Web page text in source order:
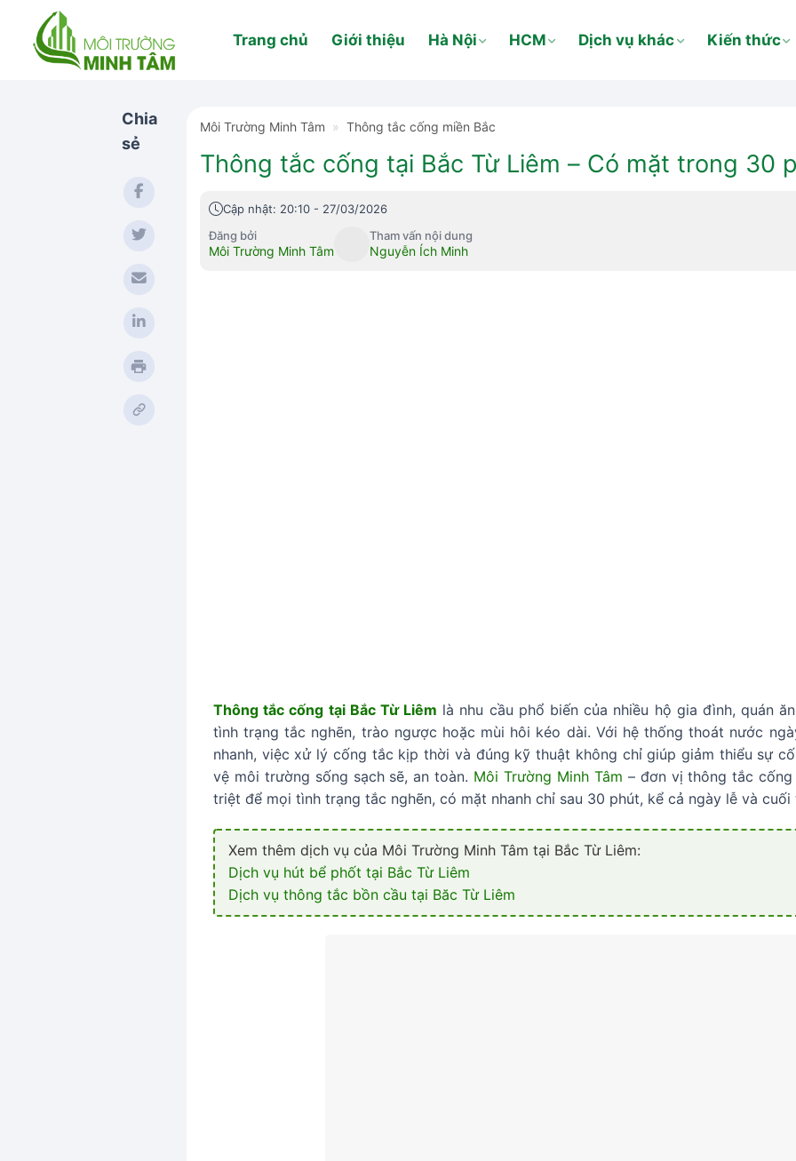
content
Trang chủ Giới thiệu Hà Nội HCM Dịch vụ khác Kiến thức
Chia
sẻ
Môi Trường Minh Tâm » Thông tắc cống miền Bắc
Thông tắc cống tại Bắc Từ Liêm – Có mặt trong 30
Cập nhật: 20:10 - 27/03/2026
Đăng bởi
Môi Trường Minh Tâm
Tham vấn nội dung
Nguyễn Ích Minh
Thông tắc cống tại Bắc Từ Liêm là nhu cầu phổ biến của nhiều hộ gia đình, quán
tình trạng tắc nghẽn, trào ngược hoặc mùi hôi kéo dài. Với hệ thống thoát nước
nhanh, việc xử lý cống tắc kịp thời và đúng kỹ thuật không chỉ giúp giảm thiểu sự
vệ môi trường sống sạch sẽ, an toàn. Môi Trường Minh Tâm – đơn vị thông tắc
triệt để mọi tình trạng tắc nghẽn, có mặt nhanh chỉ sau 30 phút, kể cả ngày lễ và cuối
Xem thêm dịch vụ của Môi Trường Minh Tâm tại Bắc Từ Liêm:
Dịch vụ hút bể phốt tại Bắc Từ Liêm
Dịch vụ thông tắc bồn cầu tại Băc Từ Liêm